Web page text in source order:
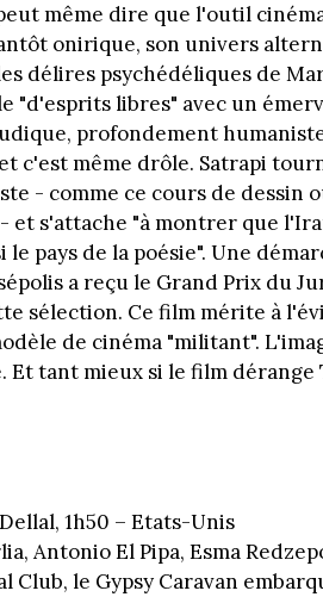
même dire que l'outil
onirique, son univers
délires psychédéliques de
libres" avec un
profondement
c'est même drôle. Satrapi
- comme ce cours de dessin
et s'attache "à montrer que
pays de la poésie". Une
a reçu le Grand Prix du
sélection. Ce film mérite à
de cinéma "militant".
Et tant mieux si le film dérange
1h50 – Etats-Unis
Antonio El Pipa, Esma
Club, le Gypsy Caravan